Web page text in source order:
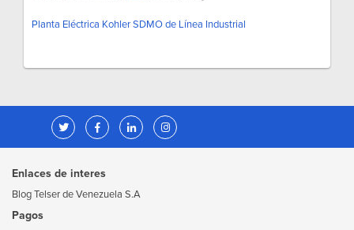
Planta Eléctrica Kohler SDMO de Línea Industrial
Enlaces de interes
Blog Telser de Venezuela S.A
Pagos